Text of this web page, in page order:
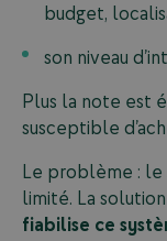
budget,
son niveau
Plus la note est
susceptible
Le problème : le
limité. La solution
fiabilise ce